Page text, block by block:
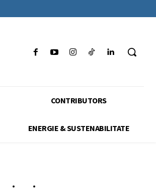
CONTRIBUTORS
ENERGIE & SUSTENABILITATE